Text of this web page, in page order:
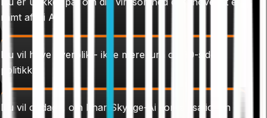
ramt af Ai Act
Du vil have overblik - ikke mere jura og 80-siders
politikker
Du vil opdage, om I har Skygge-Ai i organisationen